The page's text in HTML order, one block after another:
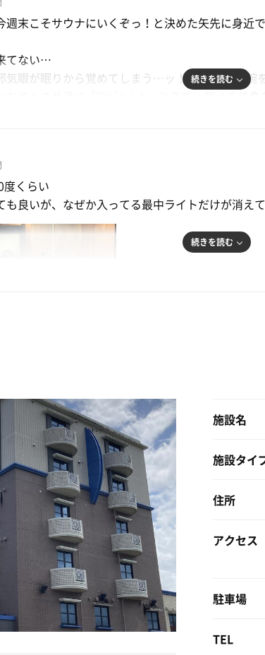
週末こそサウナにいくぞっ！と決めた矢先に身近
てない…
気眼が眠りから覚めてしまう…ッ！ と震える左腕
て細道を進み、サウナ付きの部屋がちょうど1室
珍しく脱衣所ではなく浴室内に設置されたサウナ
なんですね…
らには引き返せない！
イヤルを回し、広い風呂で湯浴みしつつ室温上昇
非常ベルを押したくなる衝動を抑えたりと大変
敷いたら汗が！あまみが！捗る！はかどる！
いね✨
浴びした後ベッドで爆睡を挟みつつ3Fを満喫して
来たからヨシ！👍🏻
続きを読む
度くらい
も良いが、なぜか入ってる最中ライトだけが消え
続きを読む
施設名
施設タイ
住所
アクセス
駐車場
TEL